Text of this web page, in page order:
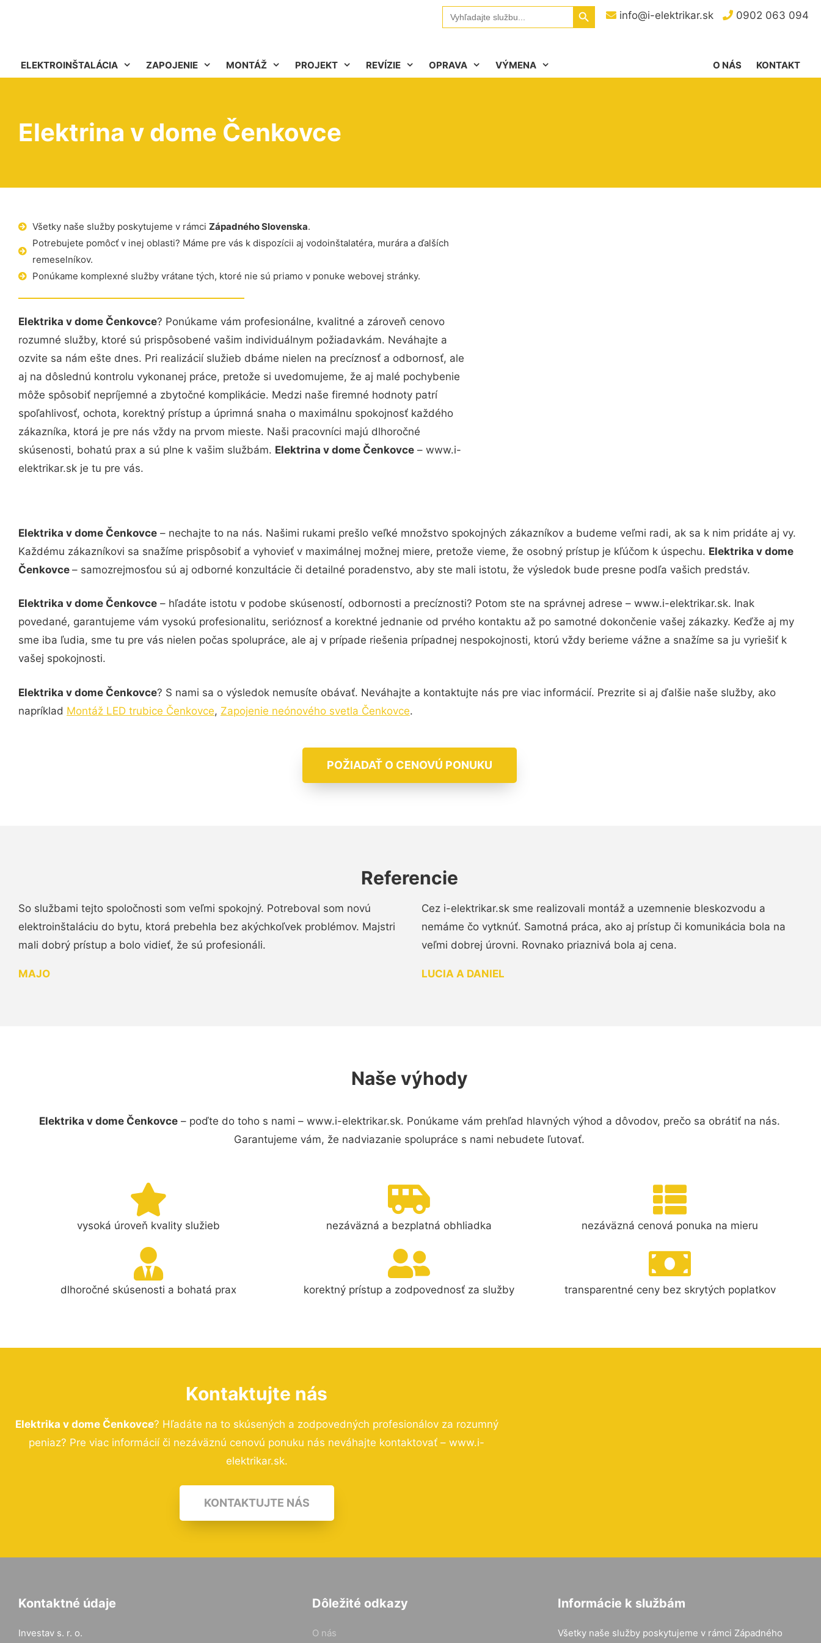
info@i-elektrikar.sk 0902 063 094
Search
for:
Search Button
ELEKTROINŠTALÁCIA ZAPOJENIE MONTÁŽ PROJEKT REVÍZIE OPRAVA VÝMENA KONTAKT
O NÁS
Elektrina v dome Čenkovce
Všetky naše služby poskytujeme v rámci Západného Slovenska.
Potrebujete pomôcť v inej oblasti? Máme pre vás k dispozícii aj vodoinštalatéra, murára a ďalších
remeselníkov.
Ponúkame komplexné služby vrátane tých, ktoré nie sú priamo v ponuke webovej stránky.
Elektrika v dome Čenkovce? Ponúkame vám profesionálne, kvalitné a zároveň cenovo
rozumné služby, ktoré sú prispôsobené vašim individuálnym požiadavkám. Neváhajte a
ozvite sa nám ešte dnes. Pri realizácií služieb dbáme nielen na precíznosť a odbornosť, ale
aj na dôslednú kontrolu vykonanej práce, pretože si uvedomujeme, že aj malé pochybenie
môže spôsobiť nepríjemné a zbytočné komplikácie. Medzi naše firemné hodnoty patrí
spoľahlivosť, ochota, korektný prístup a úprimná snaha o maximálnu spokojnosť každého
zákazníka, ktorá je pre nás vždy na prvom mieste. Naši pracovníci majú dlhoročné
skúsenosti, bohatú prax a sú plne k vašim službám. Elektrina v dome Čenkovce – www.i-
elektrikar.sk je tu pre vás.
Elektrika v dome Čenkovce – nechajte to na nás. Našimi rukami prešlo veľké množstvo spokojných zákazníkov a budeme veľmi radi, ak sa k nim pridáte aj vy.
Každému zákazníkovi sa snažíme prispôsobiť a vyhovieť v maximálnej možnej miere, pretože vieme, že osobný prístup je kľúčom k úspechu. Elektrika v dome
Čenkovce – samozrejmosťou sú aj odborné konzultácie či detailné poradenstvo, aby ste mali istotu, že výsledok bude presne podľa vašich predstáv.
Elektrika v dome Čenkovce – hľadáte istotu v podobe skúseností, odbornosti a precíznosti? Potom ste na správnej adrese – www.i-elektrikar.sk. Inak
povedané, garantujeme vám vysokú profesionalitu, serióznosť a korektné jednanie od prvého kontaktu až po samotné dokončenie vašej zákazky. Keďže aj my
sme iba ľudia, sme tu pre vás nielen počas spolupráce, ale aj v prípade riešenia prípadnej nespokojnosti, ktorú vždy berieme vážne a snažíme sa ju vyriešiť k
vašej spokojnosti.
Elektrika v dome Čenkovce? S nami sa o výsledok nemusíte obávať. Neváhajte a kontaktujte nás pre viac informácií. Prezrite si aj ďalšie naše služby, ako
napríklad Montáž LED trubice Čenkovce, Zapojenie neónového svetla Čenkovce.
POŽIADAŤ O CENOVÚ PONUKU
Referencie
So službami tejto spoločnosti som veľmi spokojný. Potreboval som novú
elektroinštaláciu do bytu, ktorá prebehla bez akýchkoľvek problémov. Majstri
mali dobrý prístup a bolo vidieť, že sú profesionáli.
MAJO
Cez i-elektrikar.sk sme realizovali montáž a uzemnenie bleskozvodu a
nemáme čo vytknúť. Samotná práca, ako aj prístup či komunikácia bola na
veľmi dobrej úrovni. Rovnako priaznivá bola aj cena.
LUCIA A DANIEL
Naše výhody
Elektrika v dome Čenkovce– poďte do toho s nami – www.i-elektrikar.sk. Ponúkame vám prehľad hlavných výhod a dôvodov, prečo sa obrátiť na nás.
Garantujeme vám, že nadviazanie spolupráce s nami nebudete ľutovať.
vysoká úroveň kvality služieb nezáväzná a bezplatná obhliadka nezáväzná cenová ponuka na mieru
dlhoročné skúsenosti a bohatá prax korektný prístup a zodpovednosť za služby transparentné ceny bez skrytých poplatkov
Kontaktujte nás
Elektrika v dome Čenkovce? Hľadáte na to skúsených a zodpovedných profesionálov za rozumný
peniaz? Pre viac informácií či nezáväznú cenovú ponuku nás neváhajte kontaktovať – www.i-
elektrikar.sk.
KONTAKTUJTE NÁS
Kontaktné údaje
Investav s. r. o.
Dôležité odkazy
O nás
Informácie k službám
Všetky naše služby poskytujeme v rámci Západného